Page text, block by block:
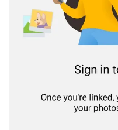
Cơ quan chủ quản:Đài
Cơ quan báo chí:Thời báo
Vũ Thanh
Phó Tổng Biên tập:Nguyễn
Nguyễn Trọng Ninh